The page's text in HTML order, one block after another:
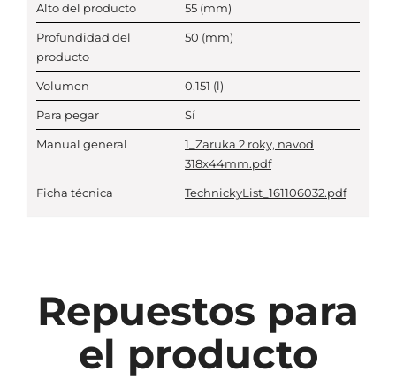
Alto del producto 55 (mm)
Profundidad del
producto
50 (mm)
Volumen 0.151 (l)
Para pegar Sí
Manual general
1_Zaruka 2 roky, navod
318x44mm.pdf
Ficha técnica TechnickyList_161106032.pdf
Repuestos para
el producto